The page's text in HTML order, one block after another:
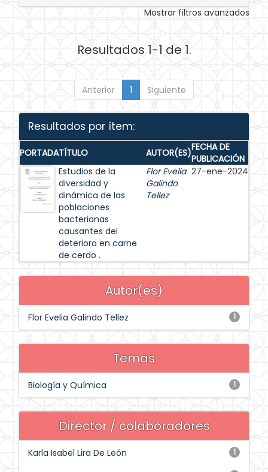
Mostrar filtros avanzados
Resultados 1-1 de 1.
Anterior 1 Siguiente
Resultados por ítem:
PORTADATÍTULO AUTOR(ES)FECHA DE
PUBLICACIÓN
Estudios de la
diversidad y
dinámica de las
poblaciones
bacterianas
causantes del
deterioro en carne
de cerdo .
Flor Evelia
Galindo
Tellez
27-ene-2024
Autor(es)
1
Flor Evelia Galindo Tellez
Temas
1
Biología y Química
Director / colaboradores
1
Karla Isabel Lira De León